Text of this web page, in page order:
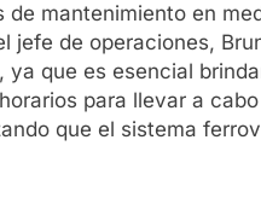
mantenimiento en
jefe de operaciones,
que es esencial
para llevar a
que el sistema